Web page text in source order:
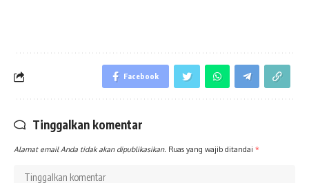
Facebook
Tinggalkan komentar
Alamat email Anda tidak akan dipublikasikan. Ruas yang wajib ditandai *